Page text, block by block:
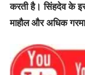
करती है। सिंहदेव के
माहौल और अधिक